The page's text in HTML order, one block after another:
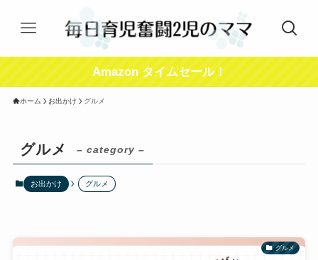
Amazon タイムセール！
ホーム お出かけ グルメ
グルメ – category –
お出かけ グルメ
グルメ